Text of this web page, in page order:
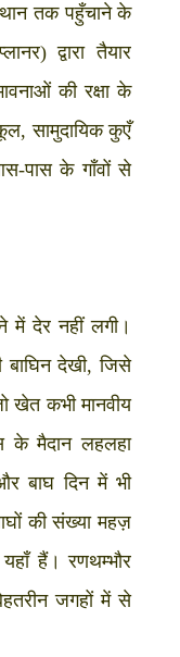
तक पहुँचाने के
द्वारा तैयार
की रक्षा के
सामुदायिक कुएँ
पास के गाँवों से
में देर नहीं लगी।
बाघिन देखी, जिसे
खेत कभी मानवीय
के मैदान लहलहा
बाघ दिन में भी
की संख्या महज़
हैं। रणथम्भौर
जगहों में से